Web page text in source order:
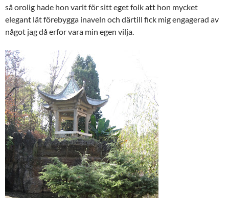
så orolig hade hon varit för sitt eget folk att hon mycket
elegant lät förebygga inaveln och därtill fick mig engagerad av
något jag då erfor vara min egen vilja.